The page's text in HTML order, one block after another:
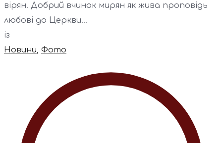
вірян. Добрий вчинок мирян як жива проповідь
любові до Церкви...
із
Новини, Фото